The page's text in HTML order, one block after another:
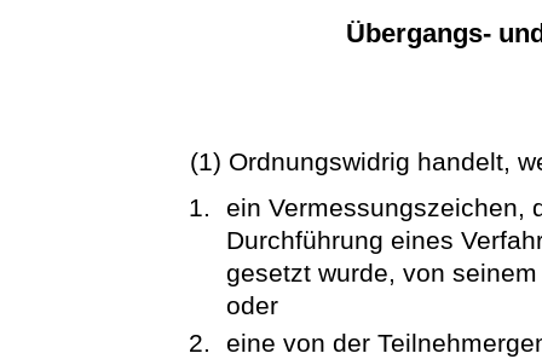
Übergangs-
(1) Ordnungswidrig handelt,
ein Vermessungszeichen,
Durchführung eines
gesetzt wurde, von
oder
eine von der